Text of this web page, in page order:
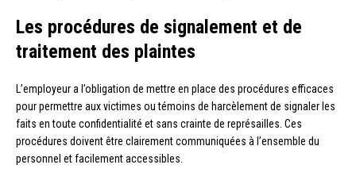
Les procédures de signalement et de
traitement des plaintes
L’employeur a l’obligation de mettre en place des procédures efficaces
pour permettre aux victimes ou témoins de harcèlement de signaler les
faits en toute confidentialité et sans crainte de représailles. Ces
procédures doivent être clairement communiquées à l’ensemble du
personnel et facilement accessibles.